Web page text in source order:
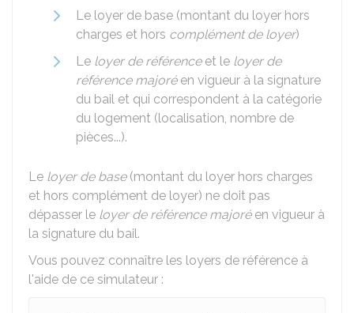
Le loyer de base (montant du loyer hors
charges et hors complément de loyer)
Le loyer de référenceet le loyer de
référence majoréen vigueur à la signature
du bail et qui correspondent à la catégorie
du logement (localisation, nombre de
pièces...).
Le loyer de base(montant du loyer hors charges
et hors complément de loyer) ne doit pas
dépasser le loyer de référence majoréen vigueur à
la signature du bail.
Vous pouvez connaître les loyers de référence à
l'aide de ce simulateur :